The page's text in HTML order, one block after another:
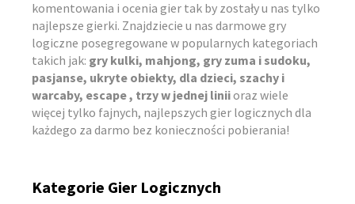
komentowania i ocenia gier tak by zostały u nas tylko
najlepsze gierki. Znajdziecie u nas darmowe gry
logiczne posegregowane w popularnych kategoriach
takich jak: gry kulki, mahjong, gry zuma i sudoku,
pasjanse, ukryte obiekty, dla dzieci, szachy i
warcaby, escape , trzy w jednej liniioraz wiele
więcej tylko fajnych, najlepszych gier logicznych dla
każdego za darmo bez konieczności pobierania!
Kategorie Gier Logicznych